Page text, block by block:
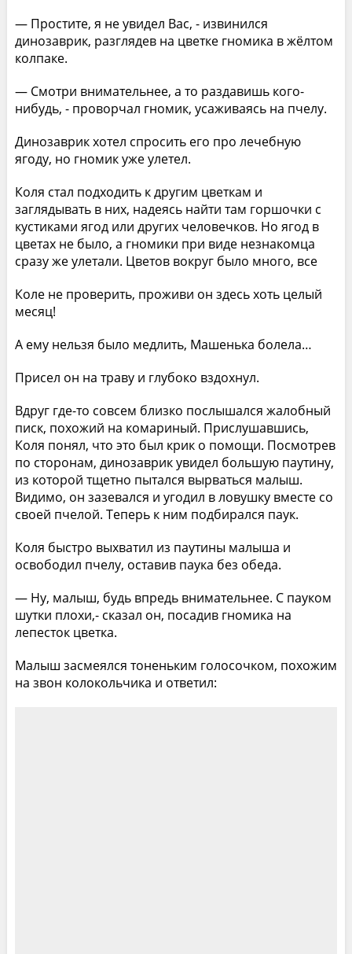
— Простите, я не увидел Вас, - извинился
динозаврик, разглядев на цветке гномика в жёлтом
колпаке.
— Смотри внимательнее, а то раздавишь кого-
нибудь, - проворчал гномик, усаживаясь на пчелу.
Динозаврик хотел спросить его про лечебную
ягоду, но гномик уже улетел.
Коля стал подходить к другим цветкам и
заглядывать в них, надеясь найти там горшочки с
кустиками ягод или других человечков. Но ягод в
цветах не было, а гномики при виде незнакомца
сразу же улетали. Цветов вокруг было много, все
Коле не проверить, проживи он здесь хоть целый
месяц!
А ему нельзя было медлить, Машенька болела…
Присел он на траву и глубоко вздохнул.
Вдруг где-то совсем близко послышался жалобный
писк, похожий на комариный. Прислушавшись,
Коля понял, что это был крик о помощи. Посмотрев
по сторонам, динозаврик увидел большую паутину,
из которой тщетно пытался вырваться малыш.
Видимо, он зазевался и угодил в ловушку вместе со
своей пчелой. Теперь к ним подбирался паук.
Коля быстро выхватил из паутины малыша и
освободил пчелу, оставив паука без обеда.
— Ну, малыш, будь впредь внимательнее. С пауком
шутки плохи,- сказал он, посадив гномика на
лепесток цветка.
Малыш засмеялся тоненьким голосочком, похожим
на звон колокольчика и ответил: